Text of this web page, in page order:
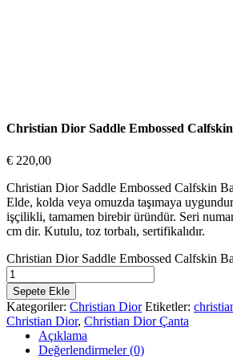
Christian Dior Saddle Embossed
€ 220,00
Christian Dior Saddle Embossed Calfskin
Elde, kolda veya omuzda taşımaya
işçilikli, tamamen birebir üründür. Seri
cm dir. Kutulu, toz torbalı, sertifikalıdır.
Christian Dior Saddle Embossed Calfskin
Sepete Ekle
Kategoriler: Christian Dior Etiketler:
Christian Dior, Christian Dior Çanta
Açıklama
Değerlendirmeler (0)